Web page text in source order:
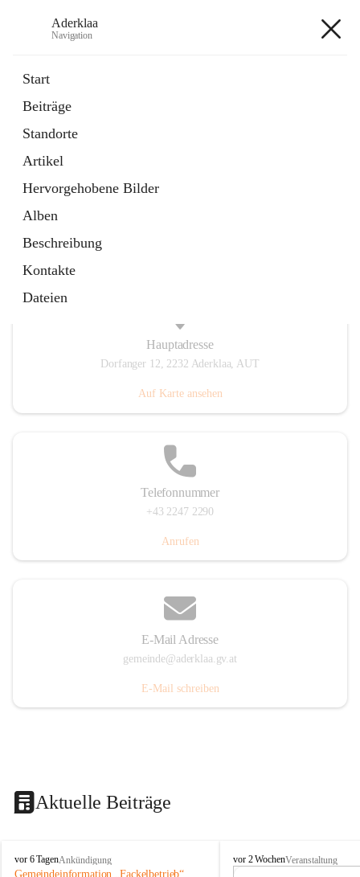
Aderklaa
Navigation
Start
Beiträge
Standorte
Artikel
Hervorgehobene Bilder
Alben
Beschreibung
Kontakte
Dateien
6 Schnellzugriffe
Gemeinde
3 Schnellzugriffe
Hauptadresse
Dorfanger 12, 2232 Aderklaa, AUT
Auf Karte ansehen
Telefonnummer
+43 2247 2290
Anrufen
E-Mail Adresse
gemeinde@aderklaa.gv.at
E-Mail schreiben
Aktuelle Beiträge
A
vor 6 TagenAnkündigung
Gemeindeinformation „Fackelbetrieb“
A
vor 2 WochenVeranstaltung